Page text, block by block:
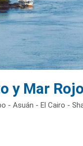
y Mar Rojo
- Asuán - El Cairo -